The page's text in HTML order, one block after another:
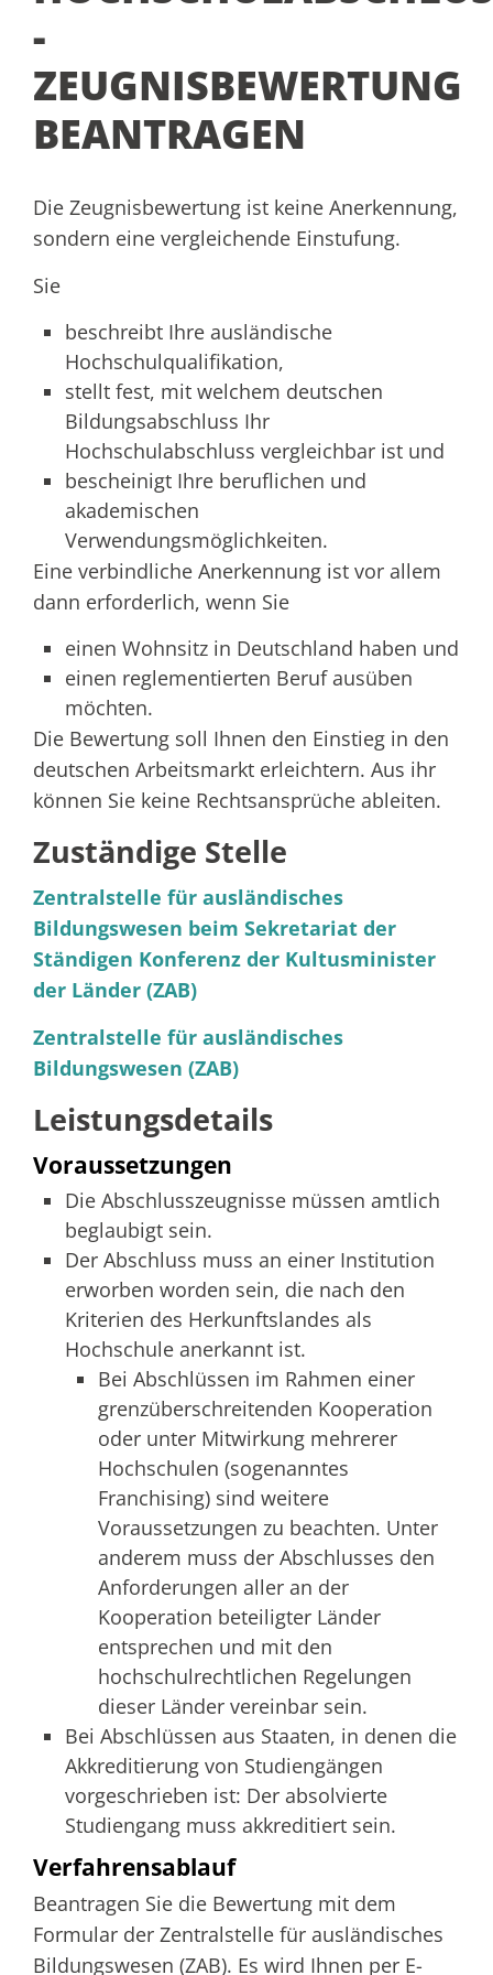
-
ZEUGNISBEWERTUNG
BEANTRAGEN
Die Zeugnisbewertung ist keine Anerkennung,
sondern eine vergleichende Einstufung.
Sie
beschreibt Ihre ausländische
Hochschulqualifikation,
stellt fest, mit welchem deutschen
Bildungsabschluss Ihr
Hochschulabschluss vergleichbar ist und
bescheinigt Ihre beruflichen und
akademischen
Verwendungsmöglichkeiten.
Eine verbindliche Anerkennung ist vor allem
dann erforderlich, wenn Sie
einen Wohnsitz in Deutschland haben und
einen reglementierten Beruf ausüben
möchten.
Die Bewertung soll Ihnen den Einstieg in den
deutschen Arbeitsmarkt erleichtern. Aus ihr
können Sie keine Rechtsansprüche ableiten.
Zuständige Stelle
Zentralstelle für ausländisches
Bildungswesen beim Sekretariat der
Ständigen Konferenz der Kultusminister
der Länder (ZAB)
Zentralstelle für ausländisches
Bildungswesen (ZAB)
Leistungsdetails
Voraussetzungen
Die Abschlusszeugnisse müssen amtlich
beglaubigt sein.
Der Abschluss muss an einer Institution
erworben worden sein, die nach den
Kriterien des Herkunftslandes als
Hochschule anerkannt ist.
Bei Abschlüssen im Rahmen einer
grenzüberschreitenden Kooperation
oder unter Mitwirkung mehrerer
Hochschulen (sogenanntes
Franchising) sind weitere
Voraussetzungen zu beachten. Unter
anderem muss der Abschlusses den
Anforderungen aller an der
Kooperation beteiligter Länder
entsprechen und mit den
hochschulrechtlichen Regelungen
dieser Länder vereinbar sein.
Bei Abschlüssen aus Staaten, in denen die
Akkreditierung von Studiengängen
vorgeschrieben ist: Der absolvierte
Studiengang muss akkreditiert sein.
Verfahrensablauf
Beantragen Sie die Bewertung mit dem
Formular der Zentralstelle für ausländisches
Bildungswesen (ZAB). Es wird Ihnen per E-